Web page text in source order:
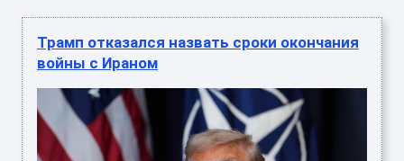
Трамп отказался назвать сроки окончания
войны с Ираном